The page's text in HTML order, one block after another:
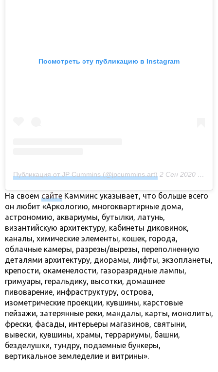
Посмотреть эту публикацию в Instagram
Публикация от JP Cummins (@jpcummins.art) 2 Сен 2020 в 3:02 PDT
На своем сайте Камминс указывает, что больше всего
он любит «Аркологию, многоквартирные дома,
астрономию, аквариумы, бутылки, латунь,
византийскую архитектуру, кабинеты диковинок,
каналы, химические элементы, кошек, города,
облачные камеры, разрезы/вырезы, переполненную
деталями архитектуру, диорамы, лифты, экзопланеты,
крепости, окаменелости, газоразрядные лампы,
гримуары, геральдику, высотки, домашнее
пивоварение, инфраструктуру, острова,
изометрические проекции, кувшины, карстовые
пейзажи, затерянные реки, мандалы, карты, монолиты,
фрески, фасады, интерьеры магазинов, святыни,
вывески, кувшины, храмы, террариумы, башни,
безделушки, тундру, подземные бункеры,
вертикальное земледелие и витрины».